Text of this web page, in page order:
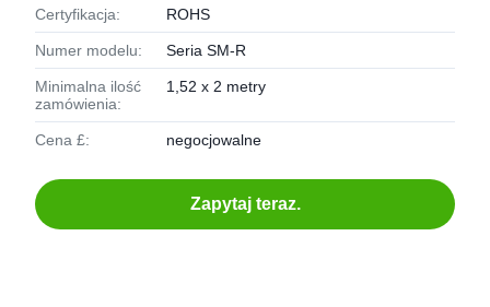
Certyfikacja: ROHS
Numer modelu: Seria SM-R
Minimalna ilość
zamówienia:
1,52 x 2 metry
Cena £: negocjowalne
Zapytaj teraz.